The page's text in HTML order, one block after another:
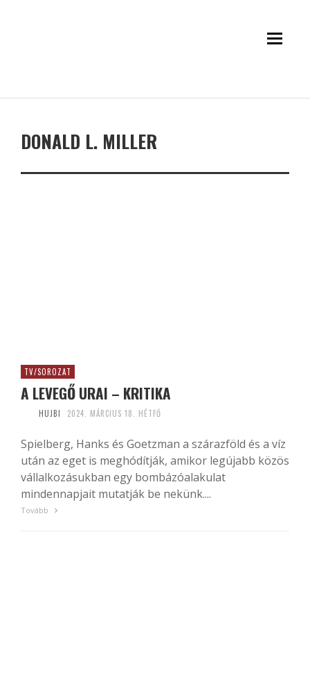
DONALD L. MILLER
TV/SOROZAT
A LEVEGŐ URAI – KRITIKA
HUJBI 2024. MÁRCIUS 18. HÉTFŐ
Spielberg, Hanks és Goetzman a szárazföld és a víz
után az eget is meghódítják, amikor legújabb közös
vállalkozásukban egy bombázóalakulat
mindennapjait mutatják be nekünk....
Tovább